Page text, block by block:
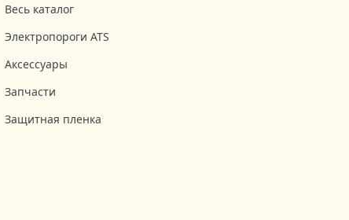
Весь каталог
Электропороги ATS
Аксессуары
Запчасти
Защитная пленка